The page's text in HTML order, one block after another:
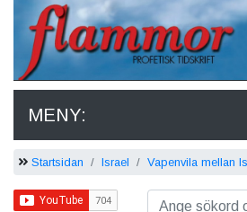
MENY:
Startsidan Israel Vapenvila mellan